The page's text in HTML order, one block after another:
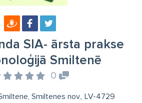
SIA- ārsta prakse
Smiltenē
0
Smiltenes nov., LV-4729